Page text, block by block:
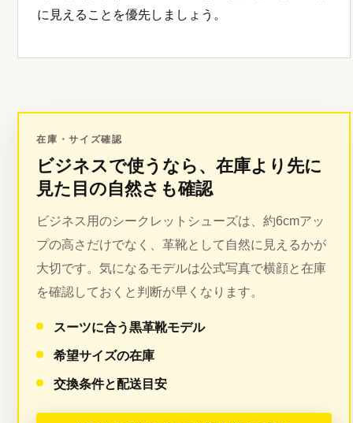
に見えることを優先しましょう。
在庫・サイズ確認
ビジネスで使うなら、在庫より先に
見た目の自然さも確認
ビジネス用のシークレットシューズは、約6cmアッ
プの高さだけでなく、革靴として自然に見えるかが
大切です。気になるモデルは公式写真で横顔と在庫
を確認しておくと判断が早くなります。
スーツに合う黒革靴モデル
希望サイズの在庫
交換条件と配送目安